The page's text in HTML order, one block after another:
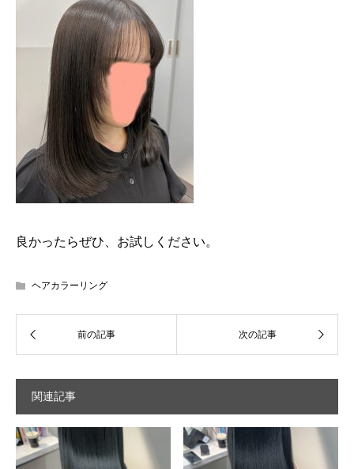
良かったらぜひ、お試しください。
ヘアカラーリング
関連記事